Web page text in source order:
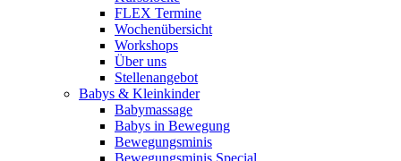
FLEX Termine
Wochenübersicht
Workshops
Über uns
Stellenangebot
Babys & Kleinkinder
Babymassage
Babys in Bewegung
Bewegungsminis
Bewegungsminis Special